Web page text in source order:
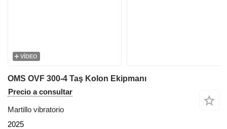
VÍDEO
OMS OVF 300-4 Taş Kolon Ekipmanı
Precio a consultar
Martillo vibratorio
2025